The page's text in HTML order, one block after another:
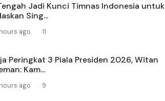
Jadi Kunci Timnas Indonesia untuk
Sing...
ago 11
Peringkat 3 Piala Presiden 2026, Witan
Kam...
ago 9